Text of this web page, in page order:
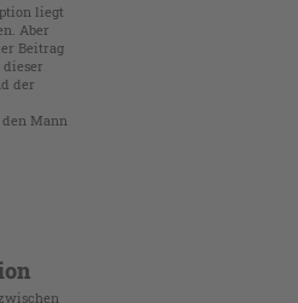
liegt
Aber
Beitrag
der
Mann